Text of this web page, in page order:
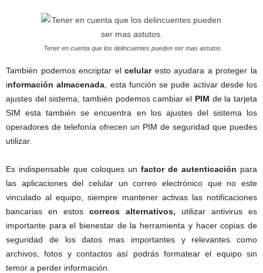
Tener en cuenta que los delincuentes pueden ser mas astutos.
También podemos encriptar elcelularesto ayudara a proteger la
información almacenada , esta función se pude activar desde los
ajustes del sistema, también podemos cambiar el PIM de la tarjeta
SIM esta también se encuentra en los ajustes del sistema los
operadores de telefonía ofrecen un PIM de seguridad que puedes
utilizar.
Es indispensable que coloques un factor de autenticación para
las aplicaciones del celular un correo electrónico que no este
vinculado al equipo, siempre mantener activas las notificaciones
bancarias en estos correos alternativos, utilizar antivirus es
importante para el bienestar de la herramienta y hacer copias de
seguridad de los datos mas importantes y relevantes como
archivos, fotos y contactos así podrás formatear el equipo sin
temor a perder información.